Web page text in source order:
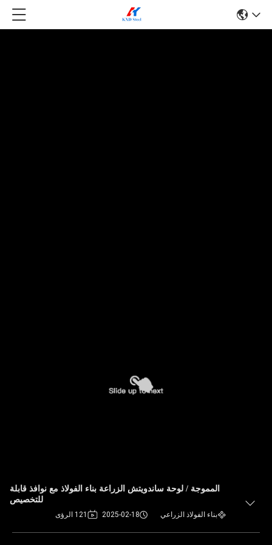
المموجة / لوحة ساندويتش الزراعة بناء الفولاذ مع نوافذ قابلة
للتخصيص
بناء الفولاذ الزراعي 2025-02-18 121 الرؤى